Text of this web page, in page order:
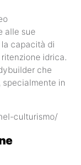
alle sue
capacità di
idrica.
che
in
culturismo/